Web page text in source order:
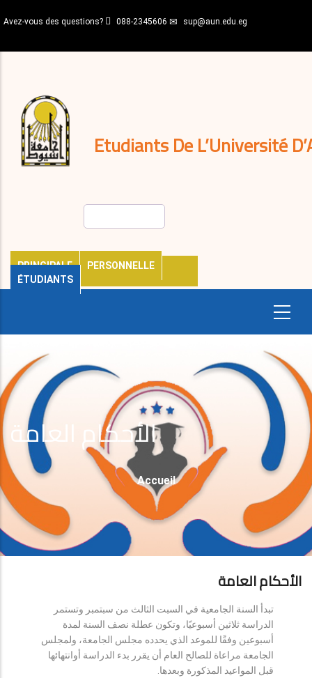
au
principal
Avez-vous des questions? 088-2345606 sup@aun.edu.eg
Etudiants De L’Université
PRINCIPALE
PERSONNELLE
ÉTUDIANTS
décisions
Expatriés
Journal
الأحكام العامة
Fil
D'Ariane
Accueil
الأحكام العامة
تبدأ السنة الجامعية في السبت الثالث من سبتمبر وتستمر
الدراسة ثلاثين أسبوعيًا، وتكون عطلة نصف السنة لمدة
أسبوعين وفقًا للموعد الذي يحدده مجلس الجامعة، ولمجلس
الجامعة مراعاة للصالح العام أن يقرر بدء الدراسة أوانتهائها
قبل المواعيد المذكورة وبعدها.